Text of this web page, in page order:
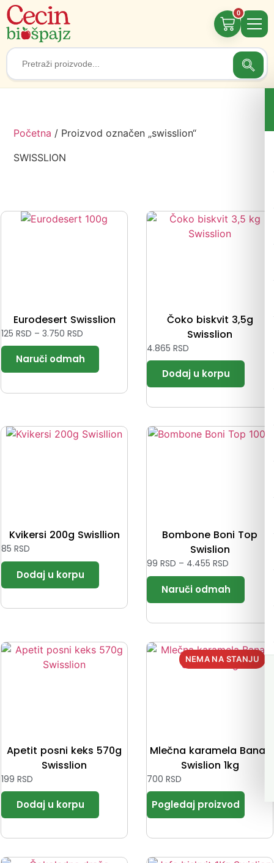
Search
for:
0
Početna / Proizvod označen „swisslion“
SWISSLION
Eurodesert Swisslion
125 RSD – 3.750 RSD
Čoko biskvit 3,5g
Swisslion
4.865 RSD
Kvikersi 200g Swisllion
85 RSD
Bombone Boni Top
Swislion
99 RSD – 4.455 RSD
Apetit posni keks 570g
Swisslion
199 RSD
Mlečna karamela Banat
Swislion 1kg
700 RSD